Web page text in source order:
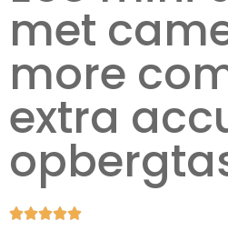
met
more
extra
